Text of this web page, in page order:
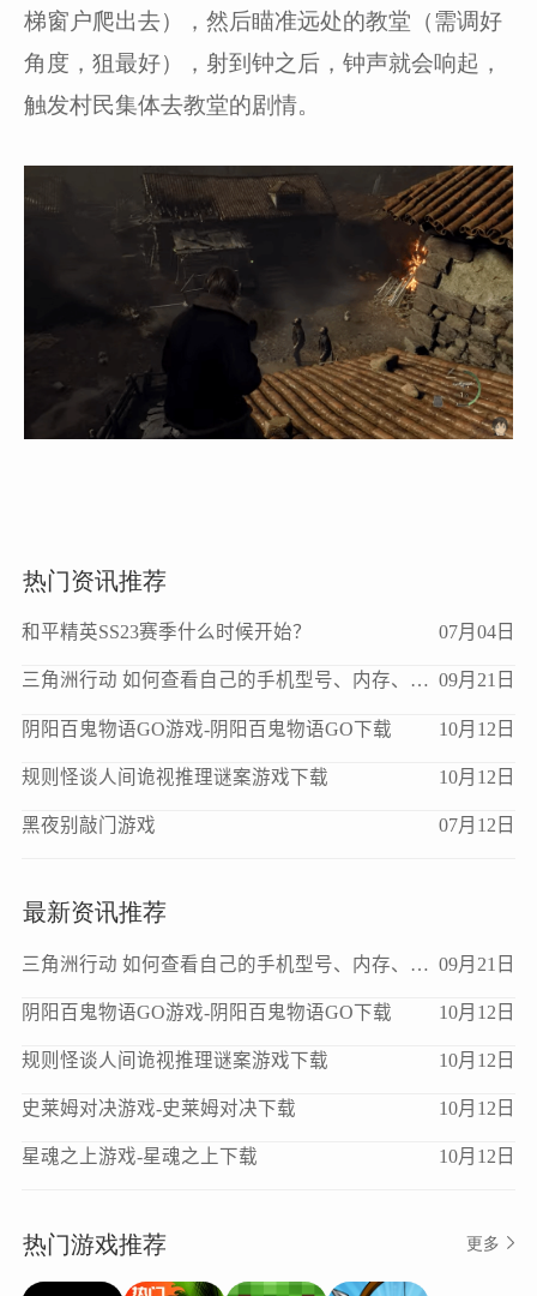
梯窗户爬出去），然后瞄准远处的教堂（需调好
角度，狙最好），射到钟之后，钟声就会响起，
触发村民集体去教堂的剧情。
热门资讯推荐
和平精英SS23赛季什么时候开始？ 07月04日
三角洲行动 如何查看自己的手机型号、内存、处理器、版本等信息？ 09月21日
阴阳百鬼物语GO游戏-阴阳百鬼物语GO下载 10月12日
规则怪谈人间诡视推理谜案游戏下载 10月12日
黑夜别敲门游戏 07月12日
最新资讯推荐
三角洲行动 如何查看自己的手机型号、内存、处理器、版本等信息？ 09月21日
阴阳百鬼物语GO游戏-阴阳百鬼物语GO下载 10月12日
规则怪谈人间诡视推理谜案游戏下载 10月12日
史莱姆对决游戏-史莱姆对决下载 10月12日
星魂之上游戏-星魂之上下载 10月12日
热门游戏推荐 更多